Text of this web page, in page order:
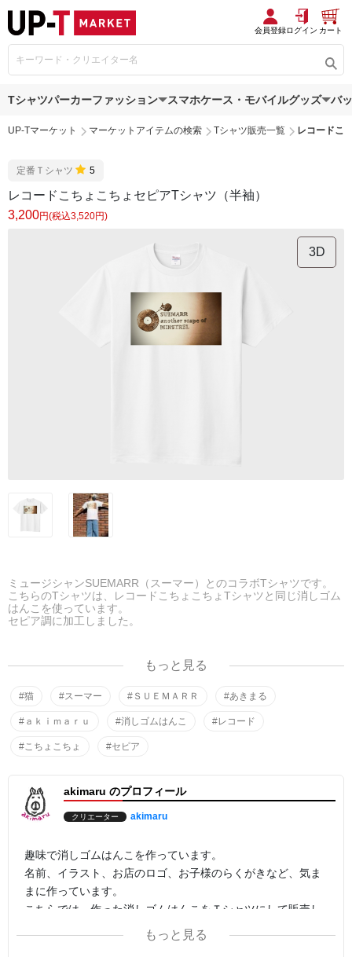
会員登録ログイン カート
Tシャツパーカーファッション スマホケース・モバイルグッズ バ
UP-Tマーケット マーケットアイテムの検索 Tシャツ販売一覧 レコードこ
定番Ｔシャツ 5
レコードこちょこちょセピアTシャツ（半袖）
3,200円(税込3,520円)
3D
ミュージシャンSUEMARR（スーマー）とのコラボTシャツです。
こちらのTシャツは、レコードこちょこちょTシャツと同じ消しゴム
はんこを使っています。
セピア調に加工しました。
す。160ｃｍのホワイトを着用しています。やや大きめです。
Record tickling Sepia T-shirt（Half sleeve)
These T-shirts use the same eraser stamp as the record tickling T-
Processed in a sepia tone.
T-shirt in white color,size 160cm.
もっと見る
#猫 #スーマー #ＳＵＥＭＡＲＲ #あきまる
#ａｋｉｍａｒｕ #消しゴムはんこ #レコード
#こちょこちょ #セピア
akimaru のプロフィール
クリエーター akimaru
趣味で消しゴムはんこを作っています。
名前、イラスト、お店のロゴ、お子様のらくがきなど、気ま
まに作っています。
こちらでは、作った消しゴムはんこをＴシャツにして販売し
たくさんの方に気に入ってもらえたら嬉しいです。
もっと見る